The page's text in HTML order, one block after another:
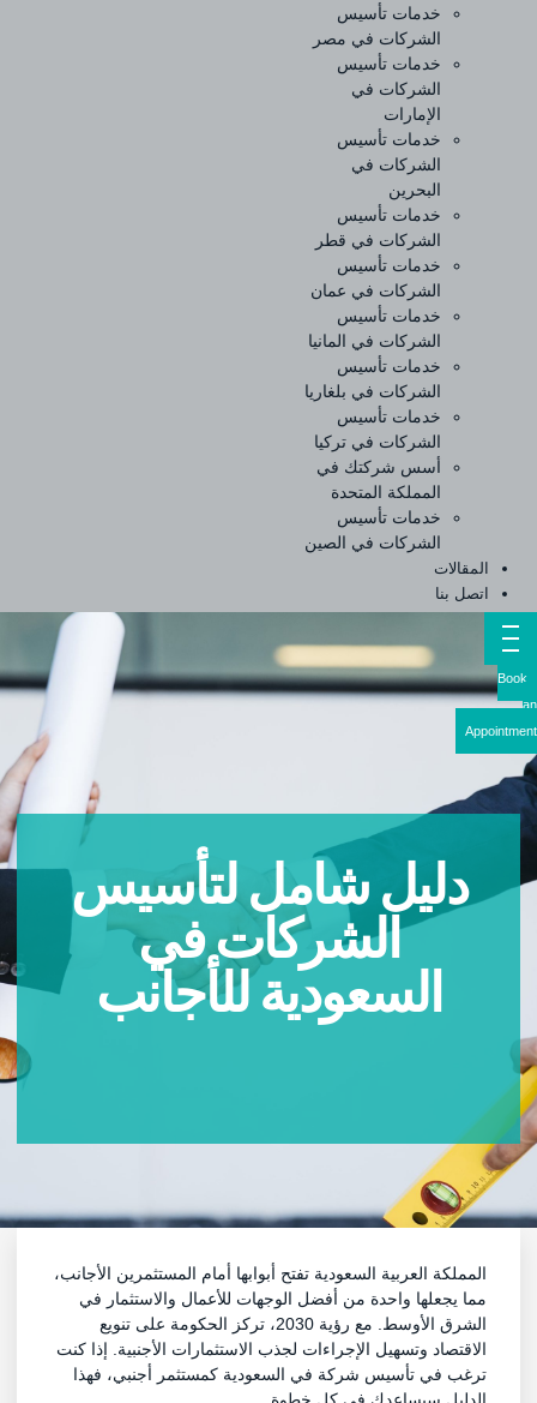
خدمات تأسيس
الشركات في مصر
خدمات تأسيس
الشركات في
الإمارات
خدمات تأسيس
الشركات في
البحرين
خدمات تأسيس
الشركات في قطر
خدمات تأسيس
الشركات في عمان
خدمات تأسيس
الشركات في المانيا
خدمات تأسيس
الشركات في بلغاريا
خدمات تأسيس
الشركات في تركيا
أسس شركتك في
المملكة المتحدة
خدمات تأسيس
الشركات في الصين
المقالات
اتصل بنا
دليل شامل لتأسيس
الشركات في
السعودية للأجانب
المملكة العربية السعودية تفتح أبوابها أمام المستثمرين الأجانب،
مما يجعلها واحدة من أفضل الوجهات للأعمال والاستثمار في
الشرق الأوسط. مع رؤية 2030، تركز الحكومة على تنويع
الاقتصاد وتسهيل الإجراءات لجذب الاستثمارات الأجنبية. إذا كنت
ترغب في تأسيس شركة في السعودية كمستثمر أجنبي، فهذا